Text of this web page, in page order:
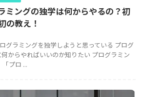
ミングの独学は何からやるの？初
の教え！
グラミングを独学しようと思っている プログ
からやればいいのか知りたい プログラミン
プロ ...